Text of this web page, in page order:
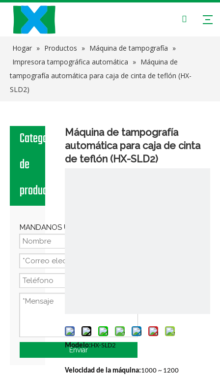
Hogar » Productos » Máquina de tampografía »
Impresora tampográfica automática » Máquina de
tampografía automática para caja de cinta de teflón (HX-
SLD2)
Categoria
de
producto
MANDANOS UN MENSAJE
Enviar
Máquina de tampografía
automática para caja de cinta
de teflón (HX-SLD2)
Modelo:HX-SLD2
Velocidad de la máquina:1000 ~ 1200